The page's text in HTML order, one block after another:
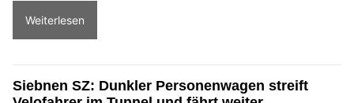
Weiterlesen
Siebnen SZ: Dunkler Personenwagen streift